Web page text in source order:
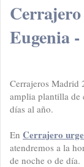
Eugenia -
Cerrajeros Madrid
amplia plantilla de
días al año.
En Cerrajero
atendremos a la
de noche o de día.